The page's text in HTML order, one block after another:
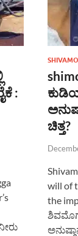
:
ಚಿತ್ತ?
will of
the